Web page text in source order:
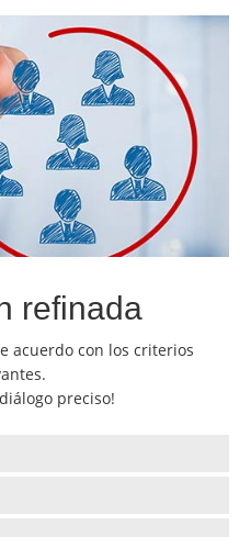
refinada
acuerdo con los criterios
preciso!